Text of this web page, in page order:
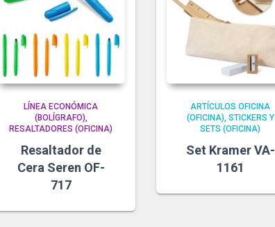
LÍNEA ECONÓMICA
(BOLÍGRAFO)
RESALTADORES (OFICINA)
Resaltador de
Cera Seren OF-
717
ARTÍCULOS OFICINA
(OFICINA) STICKERS Y
SETS (OFICINA)
Set Kramer VA-
1161